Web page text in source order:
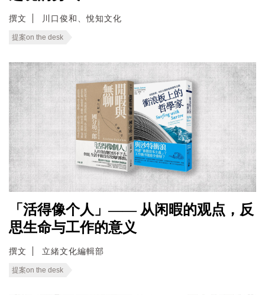
撰文 川口俊和、悅知文化
提案on the desk
「活得像个人」—— 从闲暇的观点，反
思生命与工作的意义
撰文 立緒文化編輯部
提案on the desk